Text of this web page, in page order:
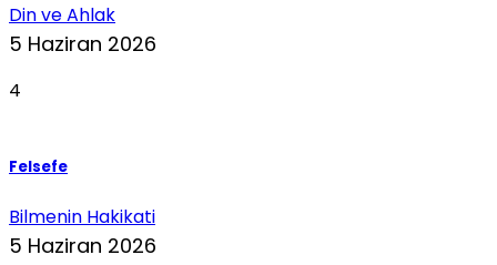
Din ve Ahlak
5 Haziran 2026
4
Felsefe
Bilmenin Hakikati
5 Haziran 2026